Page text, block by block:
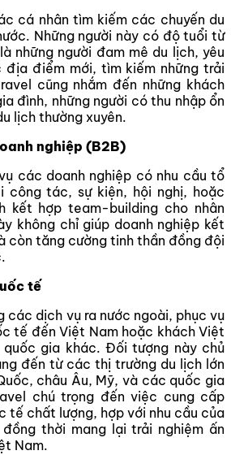
cá nhân tìm kiếm các chuyến du
Những người này có độ tuổi từ
những người đam mê du lịch, yêu
địa điểm mới, tìm kiếm những trải
cũng nhắm đến những khách
đình, những người có thu nhập ổn
lịch thường xuyên.
nghiệp (B2B)
các doanh nghiệp có nhu cầu tổ
công tác, sự kiện, hội nghị, hoặc
kết hợp team-building cho nhân
không chỉ giúp doanh nghiệp kết
còn tăng cường tinh thần đồng đội
tế
các dịch vụ ra nước ngoài, phục vụ
tế đến Việt Nam hoặc khách Việt
gia khác. Đối tượng này chủ
đến từ các thị trường du lịch lớn
châu Âu, Mỹ, và các quốc gia
chú trọng đến việc cung cấp
tế chất lượng, hợp với nhu cầu của
thời mang lại trải nghiệm ấn
Nam.